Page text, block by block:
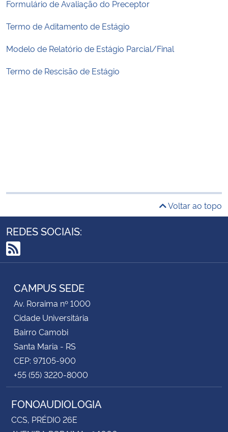
Formulário de Avaliação do Preceptor
Termo de Aditamento de Estágio
Modelo de Relatório de Estágio Parcial/Final
Termo de Rescisão de Estágio
Voltar ao topo
REDES SOCIAIS:
RSS
CAMPUS SEDE
Av. Roraima nº 1000
Cidade Universitária
Bairro Camobi
Santa Maria - RS
CEP: 97105-900
+55 (55) 3220-8000
FONOAUDIOLOGIA
CCS, PRÉDIO 26E